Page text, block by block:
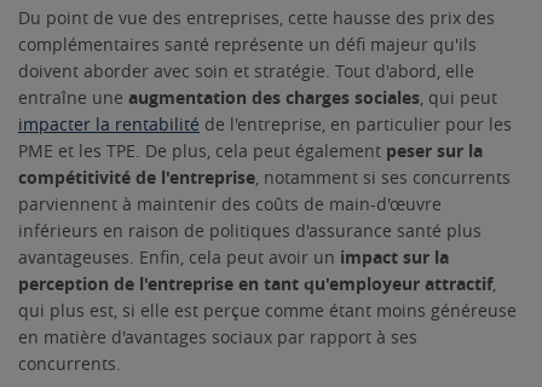
Du point de vue des entreprises, cette hausse des prix des
complémentaires santé représente un défi majeur qu'ils
doivent aborder avec soin et stratégie. Tout d'abord, elle
entraîne une augmentation des charges sociales, qui peut
impacter la rentabilité de l'entreprise, en particulier pour les
PME et les TPE. De plus, cela peut également peser sur la
compétitivité de l'entreprise, notamment si ses concurrents
parviennent à maintenir des coûts de main-d'œuvre
inférieurs en raison de politiques d'assurance santé plus
avantageuses. Enfin, cela peut avoir un impact sur la
perception de l'entreprise en tant qu'employeur attractif,
qui plus est, si elle est perçue comme étant moins généreuse
en matière d'avantages sociaux par rapport à ses
concurrents.